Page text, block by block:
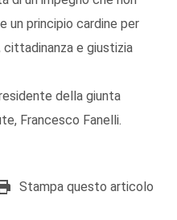
un principio cardine per
e giustizia
della giunta
Francesco Fanelli.
Stampa questo articolo